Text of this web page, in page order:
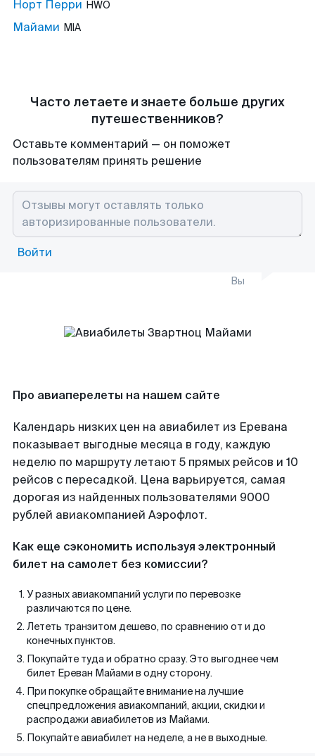
Норт Перри HWO
Майами MIA
Часто летаете и знаете больше других
путешественников?
Оставьте комментарий — он поможет
пользователям принять решение
Войти
Вы
Про авиаперелеты на нашем сайте
Календарь низких цен на авиабилет из Еревана
показывает выгодные месяца в году, каждую
неделю по маршруту летают 5 прямых рейсов и 10
рейсов с пересадкой. Цена варьируется, самая
дорогая из найденных пользователями 9000
рублей авиакомпанией Аэрофлот.
Как еще сэкономить используя электронный
билет на самолет без комиссии?
У разных авиакомпаний услуги по перевозке
различаются по цене.
Лететь транзитом дешево, по сравнению от и до
конечных пунктов.
Покупайте туда и обратно сразу. Это выгоднее чем
билет Ереван Майами в одну сторону.
При покупке обращайте внимание на лучшие
спецпредложения авиакомпаний, акции, скидки и
распродажи авиабилетов из Майами.
Покупайте авиабилет на неделе, а не в выходные.